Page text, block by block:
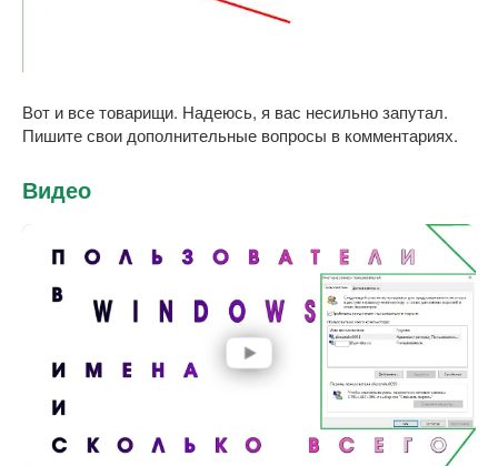
Вот и все товарищи. Надеюсь, я вас несильно запутал.
Пишите свои дополнительные вопросы в комментариях.
Видео